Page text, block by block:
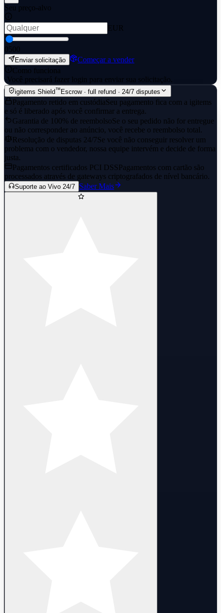
Seu preço-alvo
EUR
0500
Enviar solicitação
Começar a vender
Como funciona
·Você precisará fazer login para enviar sua solicitação.
igitems Shield™Escrow · full refund · 24/7 disputes
Pagamento retido em custódiaSeu pagamento fica com a igitems
e só é liberado após você confirmar a entrega.
Garantia de 100% de reembolsoSe o seu pedido não for entregue
ou não corresponder ao anúncio, você recebe o reembolso total.
Resolução de disputas 24/7Se você não conseguir resolver um
problema com o vendedor, nossa equipe intervém e decide de forma
justa.
Pagamentos certificados PCI DSSPagamentos com cartão são
processados através de gateways criptografados de nível bancário.
Suporte ao Vivo 24/7 Saber Mais